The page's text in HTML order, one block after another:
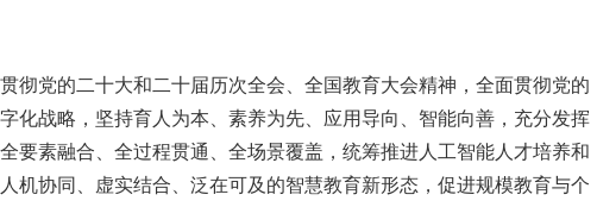
党的二十大和二十届历次全会、全国教育大会精神，全面贯彻党的
化战略，坚持育人为本、素养为先、应用导向、智能向善，充分发挥
要素融合、全过程贯通、全场景覆盖，统筹推进人工智能人才培养和
机协同、虚实结合、泛在可及的智慧教育新形态，促进规模教育与个